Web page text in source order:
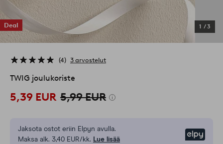
Deal 1 /3
4 3 arvostelut
TWIG joulukoriste
5,39 EUR 5,99 EUR
Jaksota ostot eriin Elpyn avulla.
Maksa alk. 3,40 EUR/kk. Lue lisää